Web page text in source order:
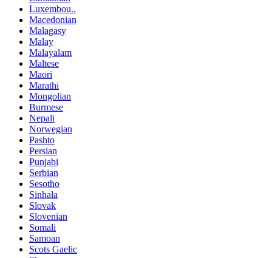
Luxembou..
Macedonian
Malagasy
Malay
Malayalam
Maltese
Maori
Marathi
Mongolian
Burmese
Nepali
Norwegian
Pashto
Persian
Punjabi
Serbian
Sesotho
Sinhala
Slovak
Slovenian
Somali
Samoan
Scots Gaelic